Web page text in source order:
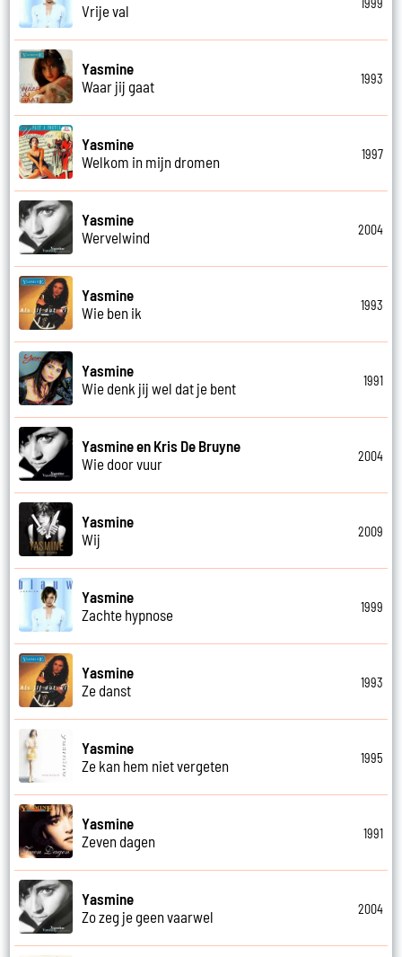
Vrije val
1999
Yasmine
Waar jij gaat
1993
Yasmine
Welkom in mijn dromen
1997
Yasmine
Wervelwind
2004
Yasmine
Wie ben ik
1993
Yasmine
Wie denk jij wel dat je bent
1991
Yasmine en Kris De Bruyne
Wie door vuur
2004
Yasmine
Wij
2009
Yasmine
Zachte hypnose
1999
Yasmine
Ze danst
1993
Yasmine
Ze kan hem niet vergeten
1995
Yasmine
Zeven dagen
1991
Yasmine
Zo zeg je geen vaarwel
2004